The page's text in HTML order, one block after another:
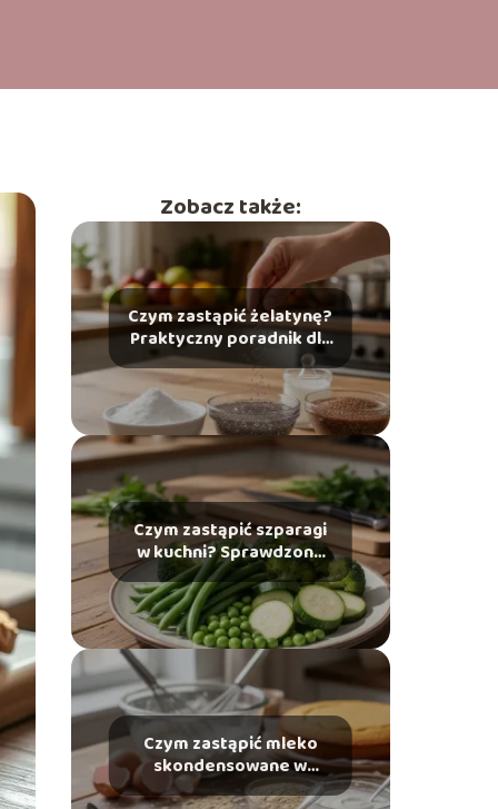
Zobacz także:
Czym zastąpić żelatynę?
Praktyczny poradnik dla
każdego
Czym zastąpić szparagi
w kuchni? Sprawdzone
propozycje
Czym zastąpić mleko
skondensowane w
deserach i wypiekach?